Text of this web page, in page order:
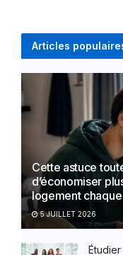
Articles
Cette astuce
d’économiser
logement
5 JUILLET 2026